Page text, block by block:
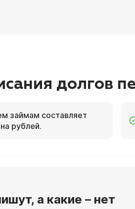
долгов
займам составляет
рублей.
а какие – нет